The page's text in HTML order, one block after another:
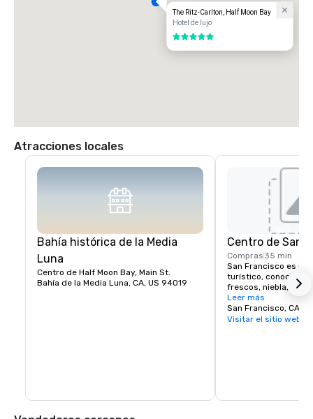
The Ritz-Carlton, Half Moon Bay
Hotel de lujo
5 de 5
Atracciones locales
Bahía histórica de la Media
Luna
Centro de Half Moon Bay, Main St.
Bahía de la Media Luna, CA, US 94019
Centro de San
Compras 35 min
San Francisco es un
turístico, conocido
frescos, niebla,
onduladas, mezcla
arquitectura y
puente Golden
Leer más
San Francisco, CA,
Visitar el sitio web